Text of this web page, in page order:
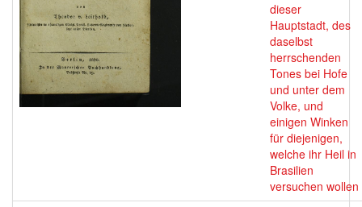
dieser
Hauptstadt, des
daselbst
herrschenden
Tones bei Hofe
und unter dem
Volke, und
einigen Winken
für diejenigen,
welche ihr Heil in
Brasilien
versuchen wollen